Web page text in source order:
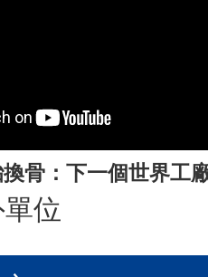
骨：下一個世界工
位